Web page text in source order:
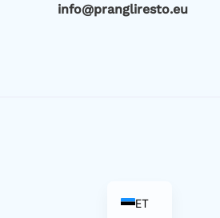
info@prangliresto.eu
ET